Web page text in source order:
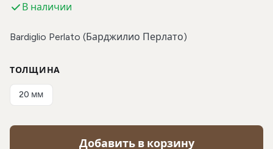
В наличии
Bardiglio Perlato (Барджилио Перлато)
ТОЛЩИНА
20 мм
Добавить в корзину